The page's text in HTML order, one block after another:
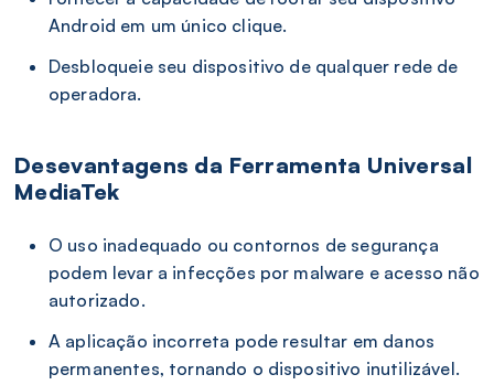
Android em um único clique.
Desbloqueie seu dispositivo de qualquer rede de
operadora.
Desevantagens da Ferramenta Universal
MediaTek
O uso inadequado ou contornos de segurança
podem levar a infecções por malware e acesso não
autorizado.
A aplicação incorreta pode resultar em danos
permanentes, tornando o dispositivo inutilizável.